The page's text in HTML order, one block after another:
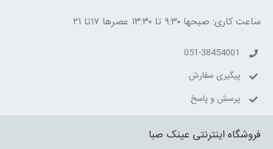
ساعت کاری: صبحها ۹:۳۰ تا ۱۳:۳۰ عصرها ۱۷تا ۲۱
051-38454001
پیگیری سفارش
پرسش و پاسخ
فروشگاه اینترنتی عینک صبا